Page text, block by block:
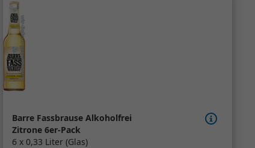
Barre Fassbrause Alkoholfrei
Zitrone 6er-Pack
6 x 0,33 Liter (Glas)